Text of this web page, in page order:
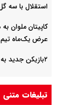
استقلال با سه
کاپیتان
عرض یک‌ماه
۲بازیکن جدید به جمع خیبری‌ها اضافه شدند
تبلیغات متنی